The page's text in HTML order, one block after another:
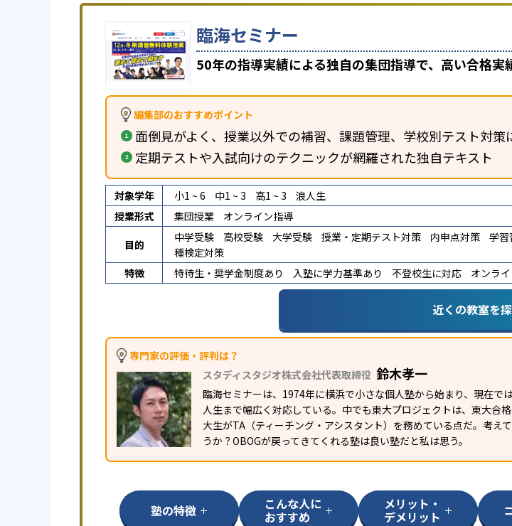
臨海セミナー
50年の指導実績による独自の集団指導で、高い合格実
編集部のおすすめポイント
面倒見がよく、授業以外での補習、課題管理、学校別テスト対策
定期テストや入試向けのテクニックが網羅された独自テキスト
対象学年 小1 ~ 6 中1 ~ 3 高1 ~ 3
浪人生
授業形式
集団授業
オンライン指導
目的
中学受験 高校受験 大学受験 授業・定期テスト対策 内申点対策 学習
種検定対策
特徴
特待生・奨学金制度あり 入塾に学力基準あり 不登校生に対応 オンラ
近くの教室を
専門家の評価・評判は？
スタディスタジオ株式会社代表取締役 鈴木孝一
臨海セミナーは、1974年に横浜で小さな個人塾から始まり、現在
人生まで幅広く対応している。中でも東大プロジェクトは、東大合
大生がTA（ティーチング・アシスタント）を務めている点だ。考え
うか？OBOGが戻ってきてくれる塾は良い塾だと私は思う。
塾の特徴 こんな人に
おすすめ
メリット・
デメリット